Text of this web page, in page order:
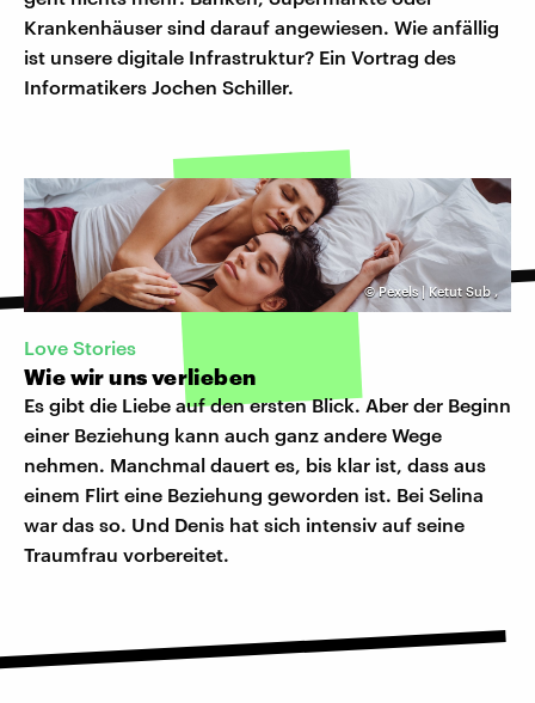
Krankenhäuser sind darauf angewiesen. Wie anfällig
ist unsere digitale Infrastruktur? Ein Vortrag des
Informatikers Jochen Schiller.
©Pexels | Ketut Sub ,
Love Stories
Wie wir uns verlieben
Es gibt die Liebe auf den ersten Blick. Aber der Beginn
einer Beziehung kann auch ganz andere Wege
nehmen. Manchmal dauert es, bis klar ist, dass aus
einem Flirt eine Beziehung geworden ist. Bei Selina
war das so. Und Denis hat sich intensiv auf seine
Traumfrau vorbereitet.